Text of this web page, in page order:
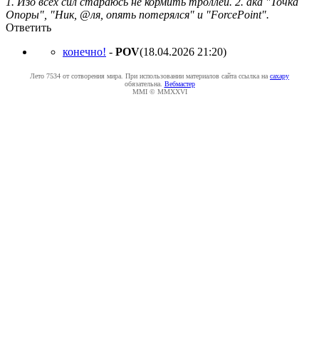
Опоры", "Ник, @ля, опять потерялся" и "ForcePoint".
Ответить
конечно! - POV(18.04.2026 21:20)
Лето 7534 от сотворения мира. При использовании материалов сайта ссылка на caxapу
обязательна. Вебмастер
MMI © MMXXVI